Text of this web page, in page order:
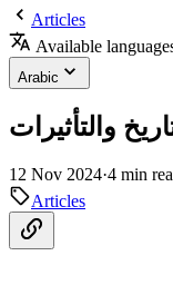
Articles
Available
Arabic
والتأثيرات
12 Nov 2024·4 min
Articles